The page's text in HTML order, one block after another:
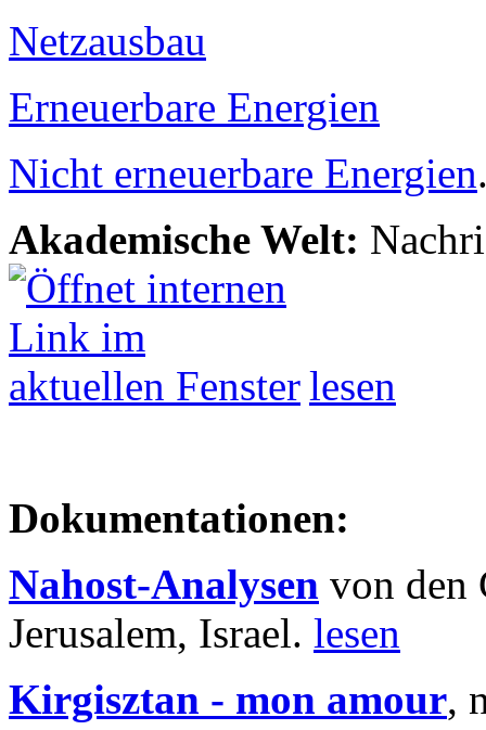
Netzausbau
Erneuerbare Energien
Nicht erneuerbare Energien
Akademische Welt:
lesen
Dokumentationen:
Nahost-Analysen von den
Jerusalem, Israel. lesen
Kirgisztan - mon amour,